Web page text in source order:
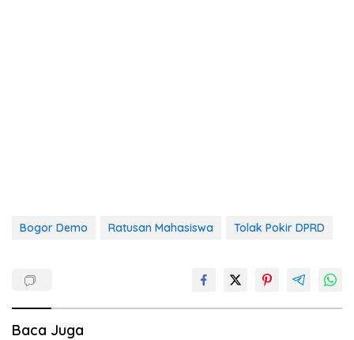
Bogor Demo Ratusan Mahasiswa Tolak Pokir DPRD
Baca Juga